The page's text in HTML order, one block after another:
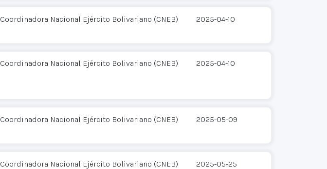
Coordinadora Nacional Ejército Bolivariano (CNEB) 2025-04-10
Coordinadora Nacional Ejército Bolivariano (CNEB) 2025-04-10
Coordinadora Nacional Ejército Bolivariano (CNEB) 2025-05-09
Coordinadora Nacional Ejército Bolivariano (CNEB) 2025-05-25